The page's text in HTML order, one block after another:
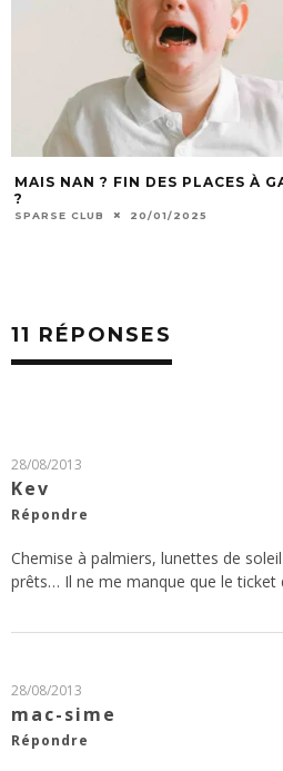
MAIS NAN ? FIN DES PLACES À
?
SPARSE CLUB 20/01/2025
11 RÉPONSES
28/08/2013
Kev
Répondre
Chemise à palmiers, lunettes de
prêts… Il ne me manque que le ticket
28/08/2013
mac-sime
Répondre